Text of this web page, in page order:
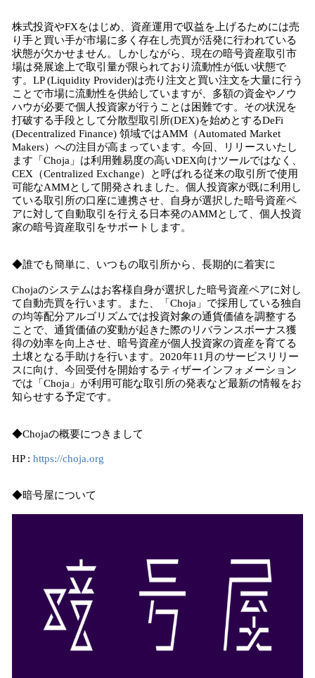
株式投資やFXをはじめ、資産運用で収益を上げるためには売
り手と買い手が市場に多く存在し売買が活発に行われている
状態が欠かせません。しかしながら、現在の暗号資産取引市
場は発展途上で取引量が限られており流動性が低い状態で
す。LP (Liquidity Provider)は売り注文と買い注文を大量に行う
ことで市場に流動性を供給していますが、多額の資金やノウ
ハウが必要で個人投資家が行うことは困難です。その状況を
打破する手段として分散型取引所(DEX)を始めとするDeFi
(Decentralized Finance) 領域ではAMM（Automated Market
Makers）への注目が高まっています。今回、リリースいたし
ます「Choja」は利用難易度の高いDEX向けツールではなく、
CEX（Centralized Exchange）と呼ばれる従来の取引所で使用
可能なAMMとして開発されました。個人投資家が既に利用し
ている取引所の口座に連携させ、自身が選択した暗号資産ペ
アに対して自動取引を行える日本発のAMMとして、個人投資
家の暗号資産取引をサポートします。
◆誰でも簡単に、いつもの取引所から、長期的に着実に
Chojaのシステムはお客様自身が選択した暗号資産ペアに対し
て自動売買を行います。また、「Choja」で採用している独自
の均等配分アルゴリズムでは投資対象の通貨価値を調整する
ことで、通貨価値の変動が起きた際のリバランスボーナス獲
得の効率を向上させ、暗号資産が個人投資家の資産を育てる
土壌となる手助けを行います。2020年11月のサービスリリー
スに向け、今回受付を開始するティザーインフォメーション
では「Choja」が利用可能な取引所の発表など最新の情報をお
知らせする予定です。
◆Chojaの概要につきまして
HP : https://choja.org
◆暗号屋について